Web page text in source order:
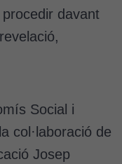
davant
Social i
col·laboració de
Josep